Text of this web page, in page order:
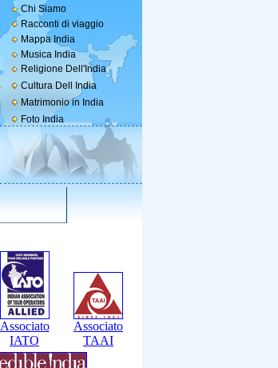
Chi Siamo
Racconti di viaggio
Mappa India
Musica India
Religione Dell'India
Cultura Dell India
Matrimonio in India
Foto India
Associato
IATO
Associato
TAAI